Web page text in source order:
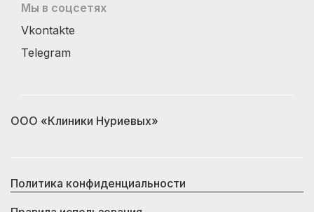
Мы в соцсетях
Vkontakte
Telegram
ООО «Клиники Нуриевых»
Политика конфиденциальности